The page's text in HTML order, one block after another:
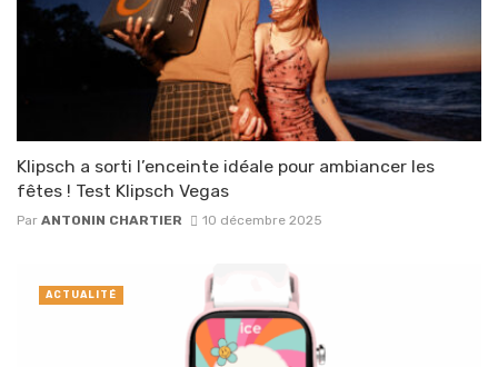
Klipsch a sorti l’enceinte idéale pour ambiancer les
fêtes ! Test Klipsch Vegas
Par ANTONIN CHARTIER 10 décembre 2025
ACTUALITÉ